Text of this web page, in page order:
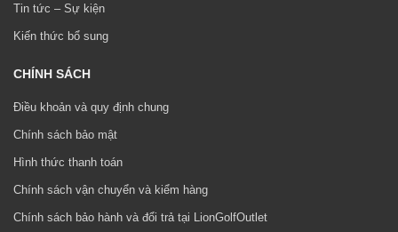
Tin tức – Sự kiện
Kiến thức bổ sung
CHÍNH SÁCH
Điều khoản và quy định chung
Chính sách bảo mật
Hình thức thanh toán
Chính sách vận chuyển và kiểm hàng
Chính sách bảo hành và đổi trả tại LionGolfOutlet